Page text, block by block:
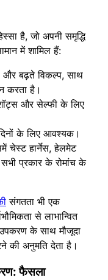
है, जो अपनी समृद्धि
में शामिल हैं:
और बढ़ते विकल्प, साथ
करता है।
और सेल्फी के लिए
के लिए आवश्यक।
चेस्ट हार्नेस, हेलमेट
प्रकार के रोमांच के
संगतता भी एक
से लाभान्वित
उपकरण के साथ मौजूदा
अनुमति देता है।
फैसला